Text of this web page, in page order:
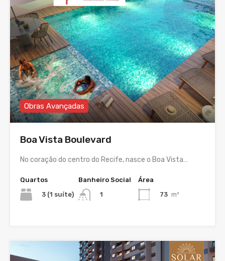
Obras Avançadas
Boa Vista Boulevard
No coração do centro do Recife, nasce o Boa Vista…
Quartos
3 (1 suíte)
Banheiro Social
1
Área
73 m²